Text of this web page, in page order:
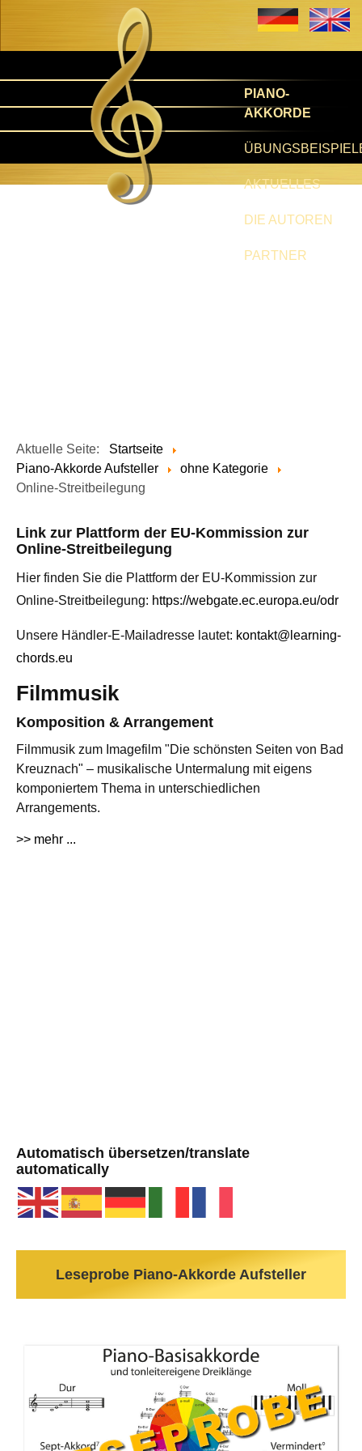
PIANO-
AKKORDE
AKTUELLES
DIE AUTOREN
PARTNER
Aktuelle Seite:
Startseite
Piano-Akkorde Aufsteller
ohne Kategorie
Online-Streitbeilegung
Link zur Plattform der EU-Kommission zur
Online-Streitbeilegung
Hier finden Sie die Plattform der EU-Kommission zur
Online-Streitbeilegung: https://webgate.ec.europa.eu/odr
Unsere Händler-E-Mailadresse lautet: kontakt@learning-
chords.eu
Filmmusik
Komposition & Arrangement
Filmmusik zum Imagefilm "Die schönsten Seiten von Bad
Kreuznach" – musikalische Untermalung mit eigens
komponiertem Thema in unterschiedlichen
Arrangements.
>> mehr ...
Automatisch übersetzen/translate
automatically
Leseprobe Piano-Akkorde Aufsteller